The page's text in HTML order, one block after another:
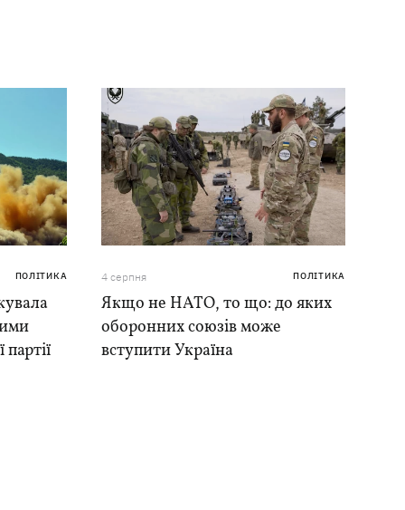
ПОЛІТИКА 4 серпня ПОЛІТИКА
Якщо не НАТО, то що: до яких
оборонних союзів може
вступити Україна